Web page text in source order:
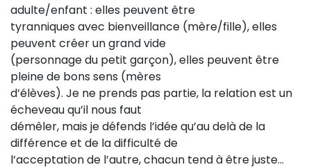
adulte/enfant : elles peuvent être
tyranniques avec bienveillance (mère/fille), elles
peuvent créer un grand vide
(personnage du petit garçon), elles peuvent être
pleine de bons sens (mères
d’élèves). Je ne prends pas partie, la relation est un
écheveau qu’il nous faut
démêler, mais je défends l’idée qu’au delà de la
différence et de la difficulté de
l’acceptation de l’autre, chacun tend à être juste…